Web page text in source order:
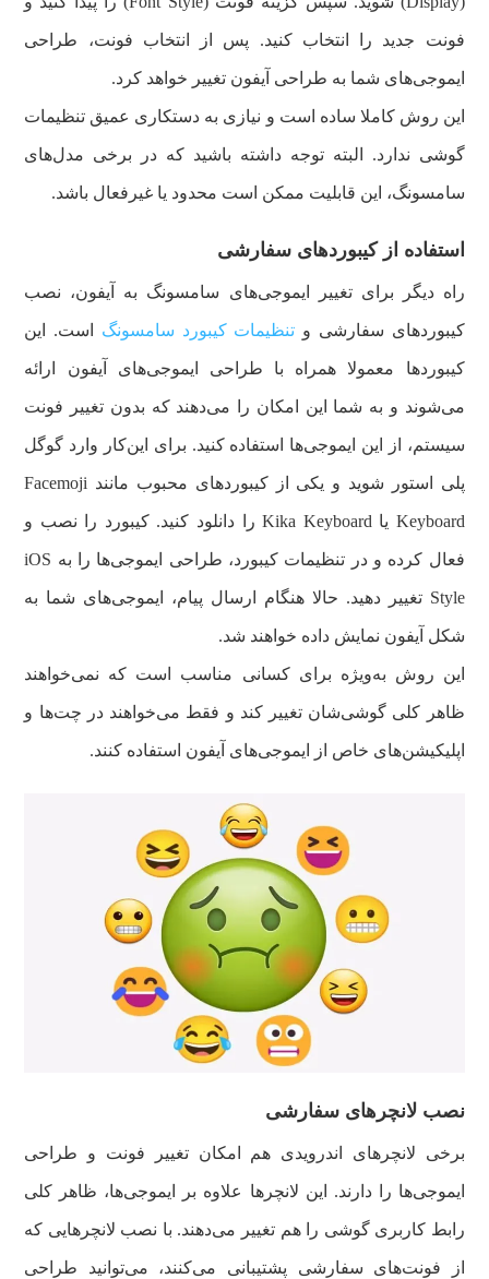
فونت جدید را انتخاب کنید. پس از انتخاب فونت، طراحی
ایموجی‌های شما به طراحی آیفون تغییر خواهد کرد.
این روش کاملا ساده است و نیازی به دستکاری عمیق تنظیمات
گوشی ندارد. البته توجه داشته باشید که در برخی مدل‌های
سامسونگ، این قابلیت ممکن است محدود یا غیرفعال باشد.
استفاده از کیبوردهای سفارشی
راه دیگر برای تغییر ایموجی‌های سامسونگ به آیفون، نصب
کیبوردهای سفارشی و تنظیمات کیبورد سامسونگ است. این
کیبوردها معمولا همراه با طراحی ایموجی‌های آیفون ارائه
می‌شوند و به شما این امکان را می‌دهند که بدون تغییر فونت
سیستم، از این ایموجی‌ها استفاده کنید. برای این‌کار وارد گوگل
پلی استور شوید و یکی از کیبوردهای محبوب مانند Facemoji
Keyboard یا Kika Keyboard را دانلود کنید. کیبورد را نصب و
فعال کرده و در تنظیمات کیبورد، طراحی ایموجی‌ها را به iOS
Style تغییر دهید. حالا هنگام ارسال پیام، ایموجی‌های شما به
شکل آیفون نمایش داده خواهند شد.
این روش به‌ویژه برای کسانی مناسب است که نمی‌خواهند
ظاهر کلی گوشی‌شان تغییر کند و فقط می‌خواهند در چت‌ها و
اپلیکیشن‌های خاص از ایموجی‌های آیفون استفاده کنند.
نصب لانچرهای سفارشی
برخی لانچرهای اندرویدی هم امکان تغییر فونت و طراحی
ایموجی‌ها را دارند. این لانچرها علاوه بر ایموجی‌ها، ظاهر کلی
رابط کاربری گوشی را هم تغییر می‌دهند. با نصب لانچرهایی که
از فونت‌های سفارشی پشتیبانی می‌کنند، می‌توانید طراحی